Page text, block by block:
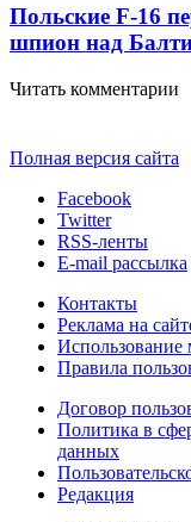
Польские F-16
шпион над
Читать комментарии
Полная версия сайта
Facebook
Twitter
RSS-ленты
E-mail рассылка
Контакты
Реклама на
Использование
Правила
Договор
Политика в
данных
Редакция